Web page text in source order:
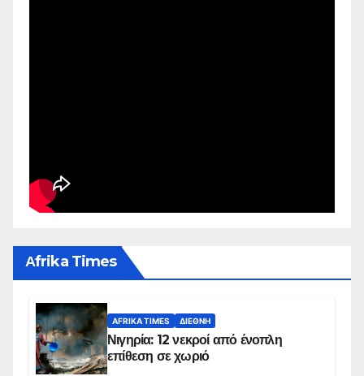
Αfrika Times
AFRIKA TIMES ΔΙΕΘΝΉ
Νιγηρία: 12 νεκροί από ένοπλη
επίθεση σε χωριό